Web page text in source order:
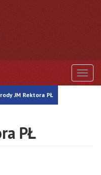
JM Rektora PŁ
PŁ